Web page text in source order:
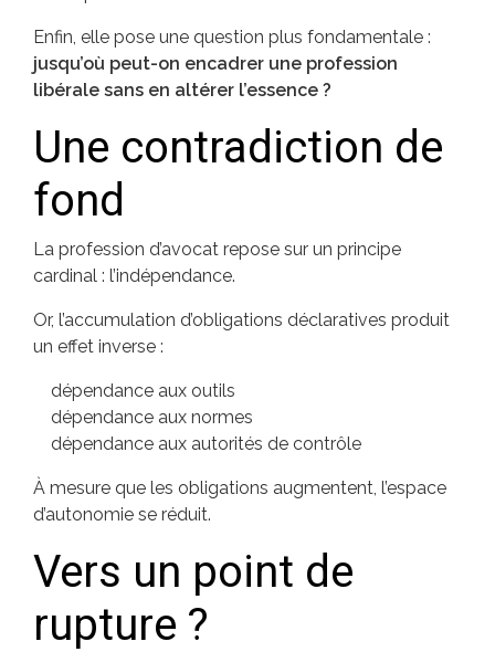
Enfin, elle pose une question plus fondamentale :
jusqu’où peut-on encadrer une profession
libérale sans en altérer l’essence ?
Une contradiction de
fond
La profession d’avocat repose sur un principe
cardinal : l’indépendance.
Or, l’accumulation d’obligations déclaratives produit
un effet inverse :
dépendance aux outils
dépendance aux normes
dépendance aux autorités de contrôle
À mesure que les obligations augmentent, l’espace
d’autonomie se réduit.
Vers un point de
rupture ?